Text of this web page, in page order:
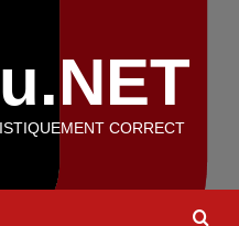
CORRECT